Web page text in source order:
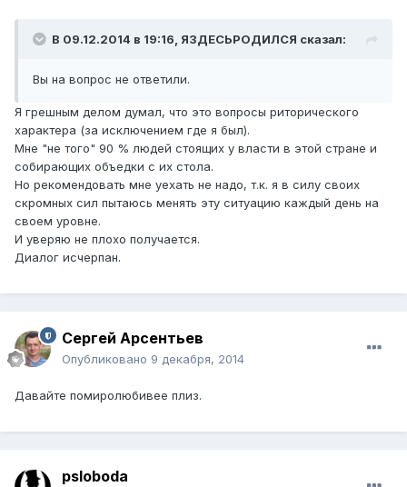
В 09.12.2014 в 19:16, ЯЗДЕСЬРОДИЛСЯ сказал:
Вы на вопрос не ответили.
Я грешным делом думал, что это вопросы риторического
характера (за исключением где я был).
Мне "не того" 90 % людей стоящих у власти в этой стране и
собирающих объедки с их стола.
Но рекомендовать мне уехать не надо, т.к. я в силу своих
скромных сил пытаюсь менять эту ситуацию каждый день на
своем уровне.
И уверяю не плохо получается.
Диалог исчерпан.
Сергей Арсентьев
Опубликовано 9 декабря, 2014
Давайте помиролюбивее плиз.
psloboda